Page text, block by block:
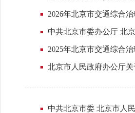
2026年北京市交通综合治
中共北京市委办公厅 北
2025年北京市交通综合治
北京市人民政府办公厅
中共北京市委 北京市人